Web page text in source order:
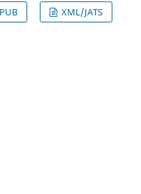
XML/JATS